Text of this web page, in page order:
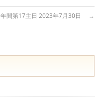
年間第17主日 2023年7月30日 →